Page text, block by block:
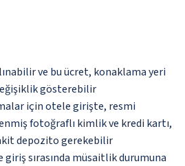
ve bu ücret, konaklama yeri
gösterebilir
için otele girişte, resmi
fotoğraflı kimlik ve kredi kartı,
depozito gerekebilir
sırasında müsaitlik durumuna